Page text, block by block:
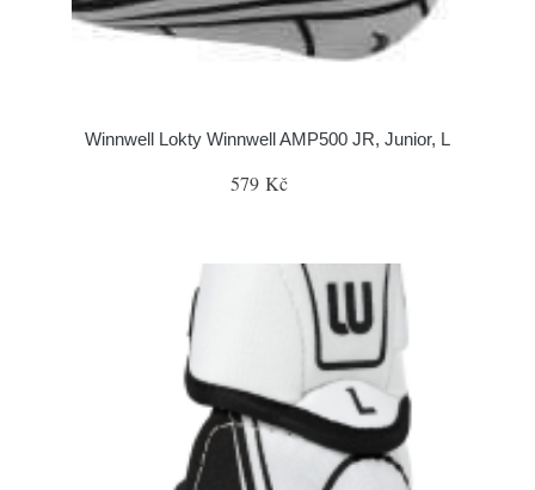
Winnwell Lokty Winnwell AMP500 JR, Junior, L
579 Kč